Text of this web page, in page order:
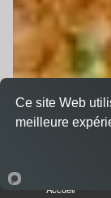
Accueil
Ce site Web
meilleure